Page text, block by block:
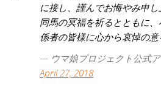
に接し、謹んでお悔やみ申し
同馬の冥福を祈るとともに
係者の皆様に心から哀悼の意
— ウマ娘プロジェクト公式ア
April 27, 2018